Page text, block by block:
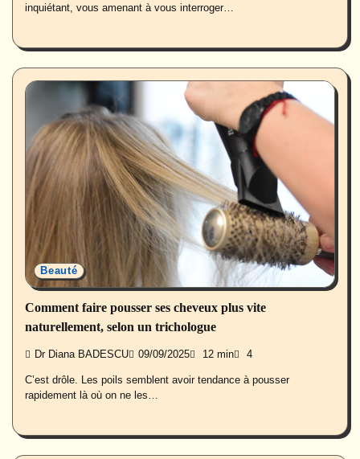
inquiétant, vous amenant à vous interroger…
Beauté
Comment faire pousser ses cheveux plus vite
naturellement, selon un trichologue
Dr Diana BADESCU 09/09/2025 12 min 4
C’est drôle. Les poils semblent avoir tendance à pousser
rapidement là où on ne les…